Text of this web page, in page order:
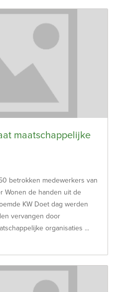
maatschappelijke
betrokken medewerkers van
Wonen de handen uit de
KW Doet dag werden
vervangen door
organisaties ...